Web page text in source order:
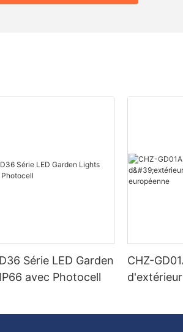
Série LED Garden
avec Photocell
CHZ-